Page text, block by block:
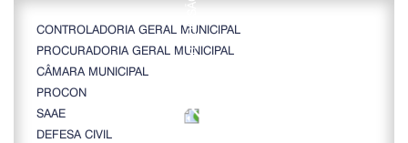
CONTROLADORIA GERAL MUNICIPAL
PROCURADORIA GERAL MUNICIPAL
CÂMARA MUNICIPAL
PROCON
SAAE
DEFESA CIVIL